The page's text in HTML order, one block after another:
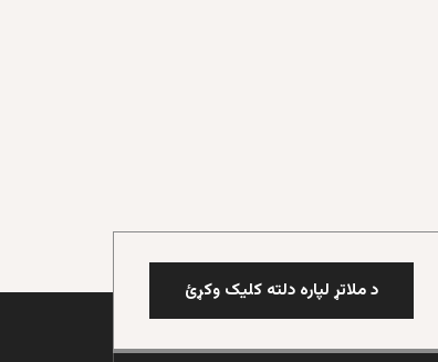
د ملاتړ لپاره دلته کلیک وکړئ